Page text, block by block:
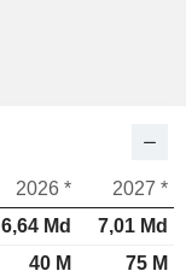
2026 *
2027 *
6,64 Md
7,01 Md
40 M
75 M